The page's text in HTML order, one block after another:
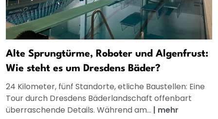
Alte Sprungtürme, Roboter und Algenfrust:
Wie steht es um Dresdens Bäder?
24 Kilometer, fünf Standorte, etliche Baustellen: Eine
Tour durch Dresdens Bäderlandschaft offenbart
überraschende Details. Während am... | mehr